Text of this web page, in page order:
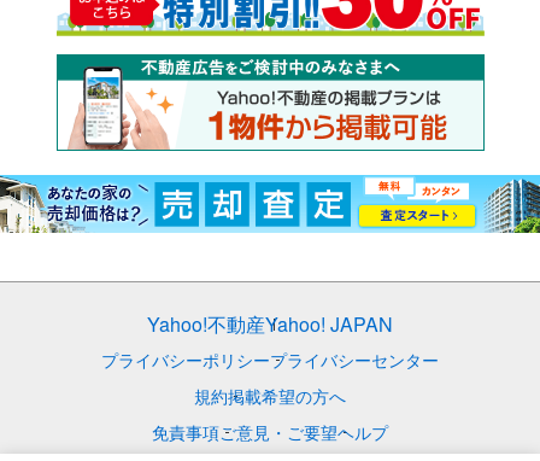
Yahoo!不動産Yahoo! JAPAN
プライバシーポリシープライバシーセンター
規約掲載希望の方へ
免責事項ご意見・ご要望ヘルプ